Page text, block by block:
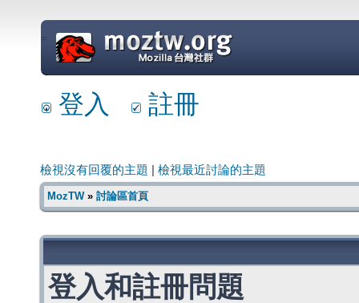
=
登入 註冊
檢視沒有回覆的主題 檢視最近討論的主題
MozTW» 討論區首頁
登入和註冊問題